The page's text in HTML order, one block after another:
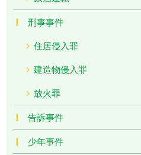
刑事事件
住居侵入罪
建造物侵入罪
放火罪
告訴事件
少年事件